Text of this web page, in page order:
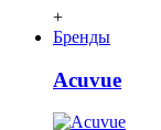
+
Бренды
Acuvue